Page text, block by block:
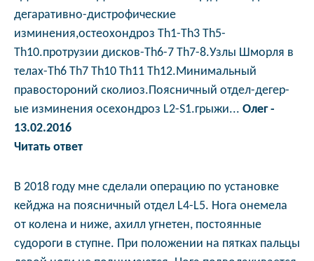
дегаративно-дистрофические
изминения,остеохондроз Th1-Th3 Th5-
Th10.протрузии дисков-Th6-7 Th7-8.Узлы Шморля в
телах-Th6 Th7 Th10 Th11 Th12.Минимальный
правостороний сколиоз.Поясничный отдел-дегер-
ые изминения осехондроз L2-S1.грыжи... Олег -
13.02.2016
Читать ответ
В 2018 году мне сделали операцию по установке
кейджа на поясничный отдел L4-L5. Нога онемела
от колена и ниже, ахилл угнетен, постоянные
судороги в ступне. При положении на пятках пальцы